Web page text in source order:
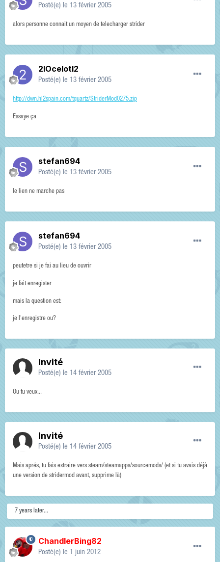
Posté(e) le 13 février 2005
alors personne connait un moyen de telecharger strider
2IOcelotI2
Posté(e) le 13 février 2005
http://dwn.hl2spain.com/tquartz/StriderMod0275.zip
Essaye ça
stefan694
Posté(e) le 13 février 2005
le lien ne marche pas
stefan694
Posté(e) le 13 février 2005
peutetre si je fai au lieu de ouvrir
je fait enregister
mais la question est:
je l'enregistre ou?
Invité
Posté(e) le 14 février 2005
Ou tu veux...
Invité
Posté(e) le 14 février 2005
Mais aprés, tu fais extraire vers steam/steamapps/sourcemods/ (et si tu avais déjà
une version de stridermod avant, supprime là)
7 years later...
ChandlerBing82
Posté(e) le 1 juin 2012